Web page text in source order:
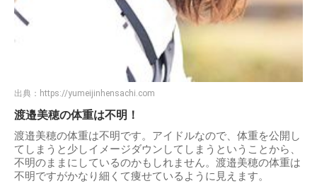
出典： https://yumeijinhensachi.com
渡邉美穂の体重は不明！
渡邉美穂の体重は不明です。アイドルなので、体重を公開し
てしまうと少しイメージダウンしてしまうということから、
不明のままにしているのかもしれません。渡邉美穂の体重は
不明ですがかなり細くて痩せているように見えます。